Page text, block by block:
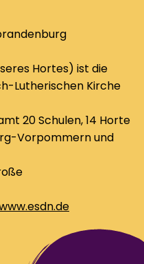
Hortes) ist die
Lutherischen Kirche
20 Schulen, 14 Horte
Vorpommern und